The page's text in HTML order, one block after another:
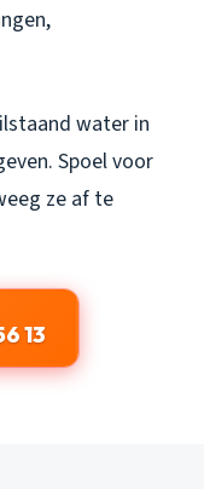
water in
Spoel voor
ze af te
13